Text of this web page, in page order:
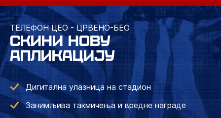
ТЕЛЕФОН ЦЕО - ЦРВЕНО-БЕО
СКИНИ НОВУ
АПЛИКАЦИЈУ
Дигитална улазница на стадион
Занимљива такмичења и вредне награде